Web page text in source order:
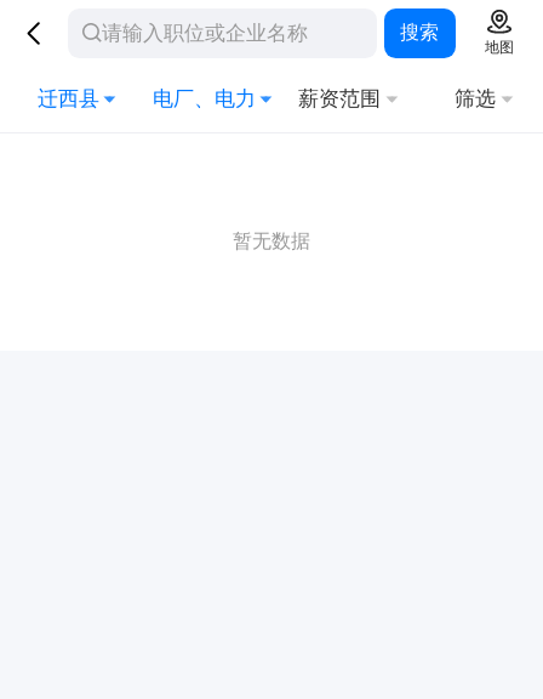
搜索
地图
迁西县 电厂、电力 薪资范围 筛选
暂无数据